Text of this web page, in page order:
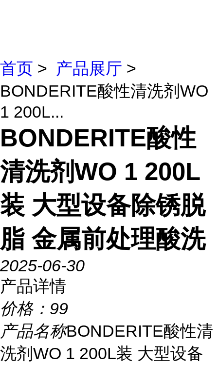
首页 > 产品展厅 >
BONDERITE酸性清洗剂WO
1 200L...
BONDERITE酸性
清洗剂WO 1 200L
装 大型设备除锈脱
脂 金属前处理酸洗
2025-06-30
产品详情
价格： 99
产品名称BONDERITE酸性清
洗剂WO 1 200L装 大型设备